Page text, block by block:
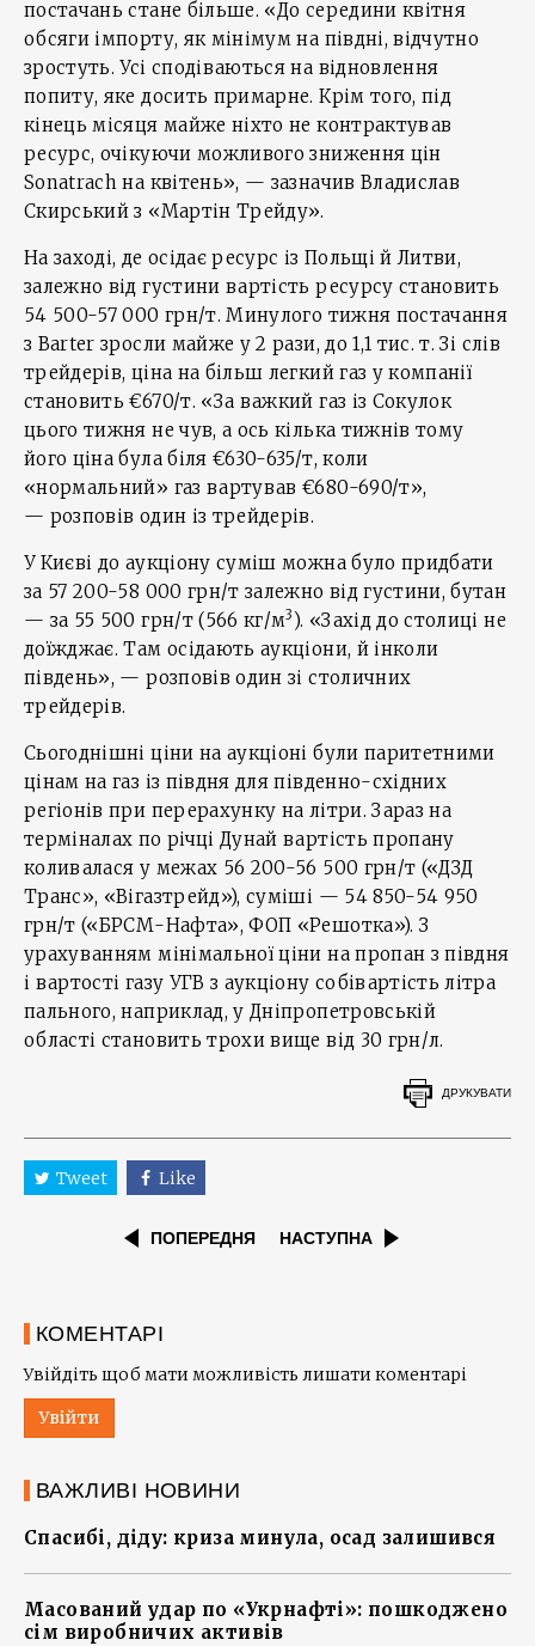
постачань стане більше. «До середини квітня
обсяги імпорту, як мінімум на півдні, відчутно
зростуть. Усі сподіваються на відновлення
попиту, яке досить примарне. Крім того, під
кінець місяця майже ніхто не контрактував
ресурс, очікуючи можливого зниження цін
Sonatrach на квітень», — зазначив Владислав
Скирський з «Мартін Трейду».
На заході, де осідає ресурс із Польщі й Литви,
залежно від густини вартість ресурсу становить
54 500-57 000 грн/т. Минулого тижня постачання
з Barter зросли майже у 2 рази, до 1,1 тис. т. Зі слів
трейдерів, ціна на більш легкий газ у компанії
становить €670/т. «За важкий газ із Сокулок
цього тижня не чув, а ось кілька тижнів тому
його ціна була біля €630-635/т, коли
«нормальний» газ вартував €680-690/т»,
— розповів один із трейдерів.
У Києві до аукціону суміш можна було придбати
за 57 200-58 000 грн/т залежно від густини, бутан
— за 55 500 грн/т (566 кг/м3 ). «Захід до столиці не
доїжджає. Там осідають аукціони, й інколи
південь», — розповів один зі столичних
трейдерів.
Сьогоднішні ціни на аукціоні були паритетними
цінам на газ із півдня для південно-східних
регіонів при перерахунку на літри. Зараз на
терміналах по річці Дунай вартість пропану
коливалася у межах 56 200-56 500 грн/т («ДЗД
Транс», «Вігазтрейд»), суміші — 54 850-54 950
грн/т («БРСМ-Нафта», ФОП «Решотка»). З
урахуванням мінімальної ціни на пропан з півдня
і вартості газу УГВ з аукціону собівартість літра
пального, наприклад, у Дніпропетровській
області становить трохи вище від 30 грн/л.
ДРУКУВАТИ
Tweet Like
ПОПЕРЕДНЯ НАСТУПНА
КОМЕНТАРІ
Увійдіть щоб мати можливість лишати коментарі
Увійти
ВАЖЛИВІ НОВИНИ
Спасибі, діду: криза минула, осад залишився
Масований удар по «Укрнафті»: пошкоджено
сім виробничих активів